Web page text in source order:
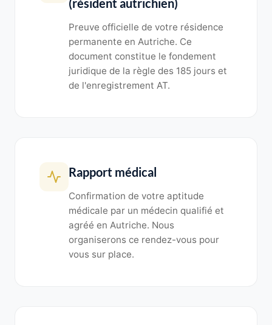
(résident autrichien)
Preuve officielle de votre résidence
permanente en Autriche. Ce
document constitue le fondement
juridique de la règle des 185 jours et
de l'enregistrement AT.
Rapport médical
Confirmation de votre aptitude
médicale par un médecin qualifié et
agréé en Autriche. Nous
organiserons ce rendez-vous pour
vous sur place.